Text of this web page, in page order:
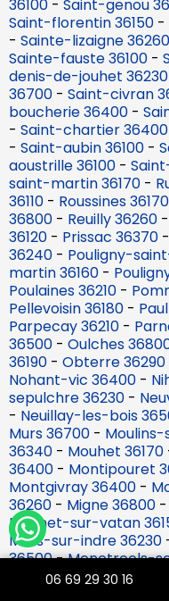
06 69 29 30 16
36100 - Saint-genou
Saint-florentin 36150 -
- Sainte-lizaigne 36260
Sainte-fauste 36100 -
denis-de-jouhet 36230
36700 - Saint-civran
boucherie 36400 -
- Saint-chartier 36400
- Saint-aubin 36100 -
aoustrille 36100 -
saint-martin 36170 -
36110 - Roussines 36170
36800 - Reuilly 36260 -
36120 - Prissac 36370 -
36240 - Pouligny-
martin 36160 -
Poulaines 36210 -
Pellevoisin 36180 -
Parpecay 36210 -
36500 - Oulches
36190 - Obterre 36290
Nohant-vic 36400 -
sepulchre 36230 -
- Neuillay-les-bois
Murs 36700 - Moulins-
36340 - Mouhet 36170
36400 - Montipouret
Montgivray 36400 -
36260 - Migne 36800 -
Meunet-sur-vatan
Mers-sur-indre 36230
36500-Menetreols-
sur-nahon 36210-